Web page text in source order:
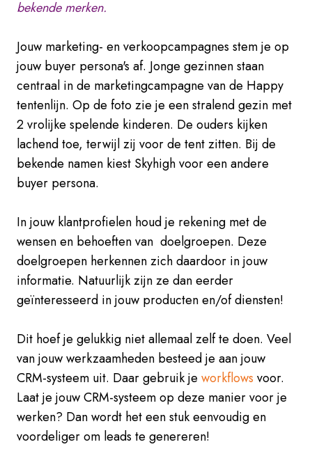
bekende merken.
Jouw marketing- en verkoopcampagnes stem je op
jouw buyer persona's af. Jonge gezinnen staan
centraal in de marketingcampagne van de Happy
tentenlijn. Op de foto zie je een stralend gezin met
2 vrolijke spelende kinderen. De ouders kijken
lachend toe, terwijl zij voor de tent zitten. Bij de
bekende namen kiest Skyhigh voor een andere
buyer persona.
In jouw klantprofielen houd je rekening met de
wensen en behoeften van doelgroepen. Deze
doelgroepen herkennen zich daardoor in jouw
informatie. Natuurlijk zijn ze dan eerder
geïnteresseerd in jouw producten en/of diensten!
Dit hoef je gelukkig niet allemaal zelf te doen. Veel
van jouw werkzaamheden besteed je aan jouw
CRM-systeem uit. Daar gebruik je workflows voor.
Laat je jouw CRM-systeem op deze manier voor je
werken? Dan wordt het een stuk eenvoudig en
voordeliger om leads te genereren!